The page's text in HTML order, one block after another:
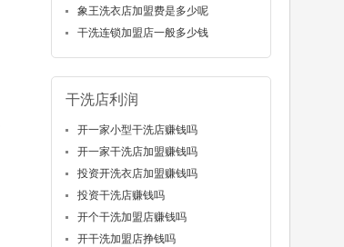
象王洗衣店加盟费是多少呢
干洗连锁加盟店一般多少钱
干洗店利润
开一家小型干洗店赚钱吗
开一家干洗店加盟赚钱吗
投资开洗衣店加盟赚钱吗
投资干洗店赚钱吗
开个干洗加盟店赚钱吗
开干洗加盟店挣钱吗